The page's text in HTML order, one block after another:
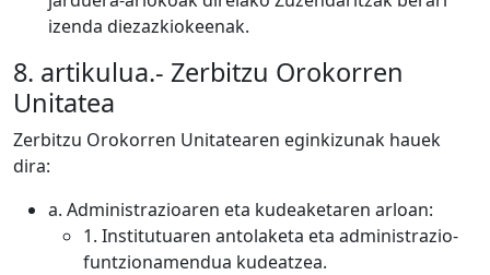
izenda diezazkiokeenak.
8. artikulua.- Zerbitzu Orokorren
Unitatea
Zerbitzu Orokorren Unitatearen eginkizunak hauek
dira:
a. Administrazioaren eta kudeaketaren arloan:
1. Institutuaren antolaketa eta administrazio-
funtzionamendua kudeatzea.